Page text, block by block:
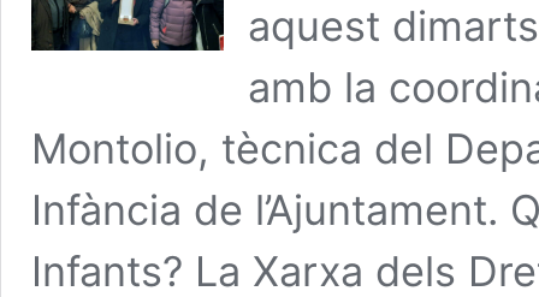
aquest
amb la
Montolio, tècnica del
Infància de l’Ajuntament.
Infants? La Xarxa dels